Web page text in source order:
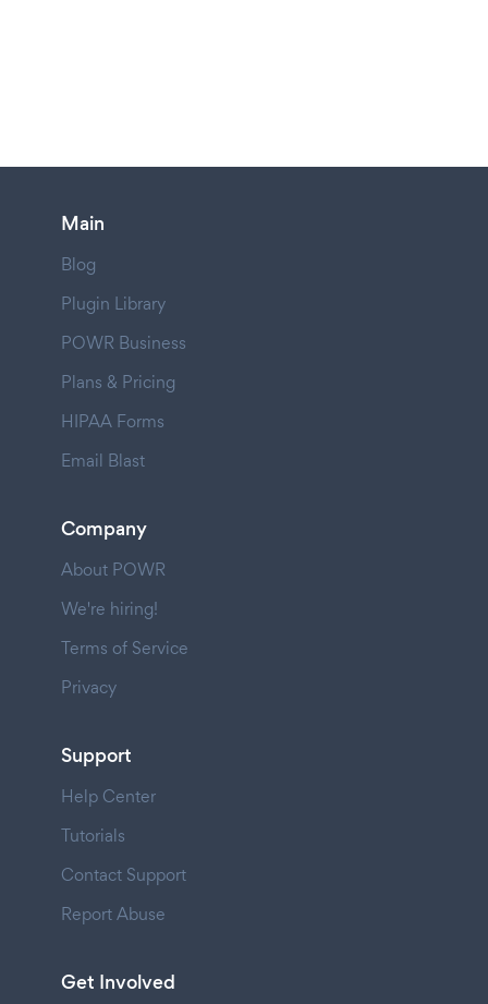
Main
Blog
Plugin Library
POWR Business
Plans & Pricing
HIPAA Forms
Email Blast
Company
About POWR
We're hiring!
Terms of Service
Privacy
Support
Help Center
Tutorials
Contact Support
Report Abuse
Get Involved